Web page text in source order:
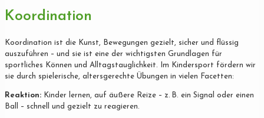
Koordination
Koordination ist die Kunst, Bewegungen gezielt, sicher und flüssig
auszuführen – und sie ist eine der wichtigsten Grundlagen für
sportliches Können und Alltagstauglichkeit. Im Kindersport fördern wir
sie durch spielerische, altersgerechte Übungen in vielen Facetten:
Reaktion: Kinder lernen, auf äußere Reize – z. B. ein Signal oder einen
Ball – schnell und gezielt zu reagieren.